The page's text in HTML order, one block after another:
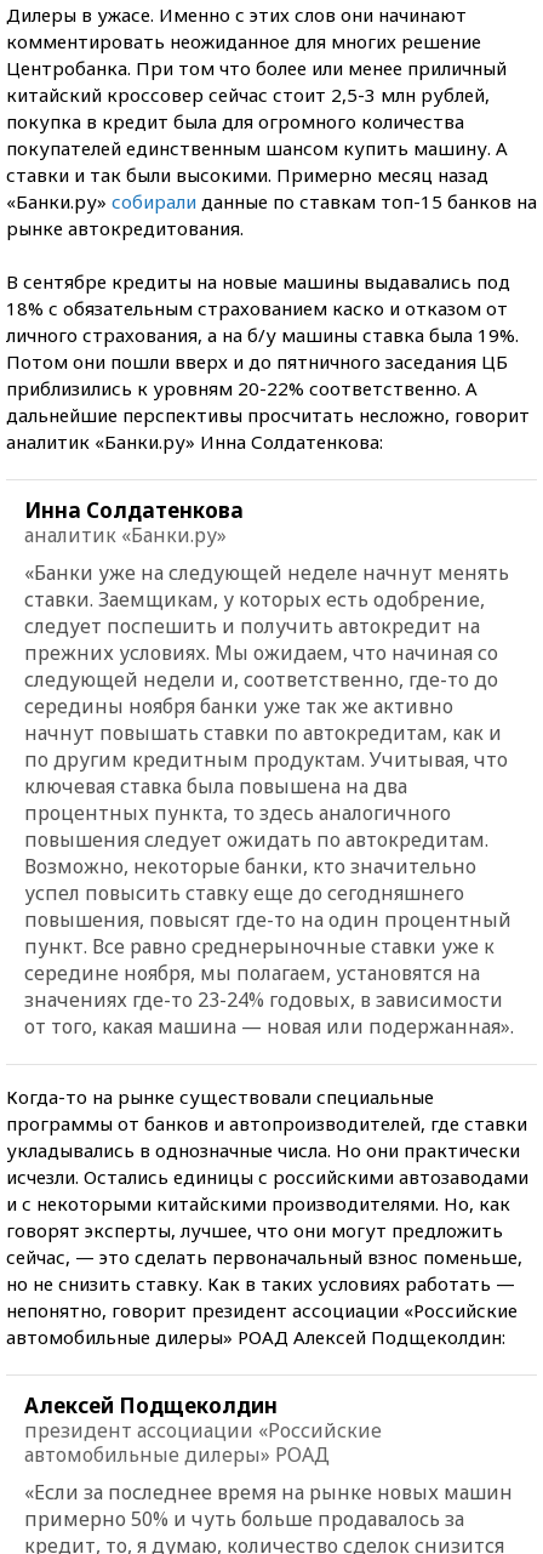
Дилеры в ужасе. Именно с этих слов они начинают
комментировать неожиданное для многих решение
Центробанка. При том что более или менее приличный
китайский кроссовер сейчас стоит 2,5-3 млн рублей,
покупка в кредит была для огромного количества
покупателей единственным шансом купить машину. А
ставки и так были высокими. Примерно месяц назад
«Банки.ру» собирали данные по ставкам топ-15 банков на
рынке автокредитования.
В сентябре кредиты на новые машины выдавались под
18% с обязательным страхованием каско и отказом от
личного страхования, а на б/у машины ставка была 19%.
Потом они пошли вверх и до пятничного заседания ЦБ
приблизились к уровням 20-22% соответственно. А
дальнейшие перспективы просчитать несложно, говорит
аналитик «Банки.ру» Инна Солдатенкова:
Инна Солдатенкова
аналитик «Банки.ру»
«Банки уже на следующей неделе начнут менять
ставки. Заемщикам, у которых есть одобрение,
следует поспешить и получить автокредит на
прежних условиях. Мы ожидаем, что начиная со
следующей недели и, соответственно, где-то до
середины ноября банки уже так же активно
начнут повышать ставки по автокредитам, как и
по другим кредитным продуктам. Учитывая, что
ключевая ставка была повышена на два
процентных пункта, то здесь аналогичного
повышения следует ожидать по автокредитам.
Возможно, некоторые банки, кто значительно
успел повысить ставку еще до сегодняшнего
повышения, повысят где-то на один процентный
пункт. Все равно среднерыночные ставки уже к
середине ноября, мы полагаем, установятся на
значениях где-то 23-24% годовых, в зависимости
от того, какая машина — новая или подержанная».
Когда-то на рынке существовали специальные
программы от банков и автопроизводителей, где ставки
укладывались в однозначные числа. Но они практически
исчезли. Остались единицы с российскими автозаводами
и с некоторыми китайскими производителями. Но, как
говорят эксперты, лучшее, что они могут предложить
сейчас, — это сделать первоначальный взнос поменьше,
но не снизить ставку. Как в таких условиях работать —
непонятно, говорит президент ассоциации «Российские
автомобильные дилеры» РОАД Алексей Подщеколдин:
Алексей Подщеколдин
президент ассоциации «Российские
автомобильные дилеры» РОАД
«Если за последнее время на рынке новых машин
примерно 50% и чуть больше продавалось за
кредит, то, я думаю, количество сделок снизится